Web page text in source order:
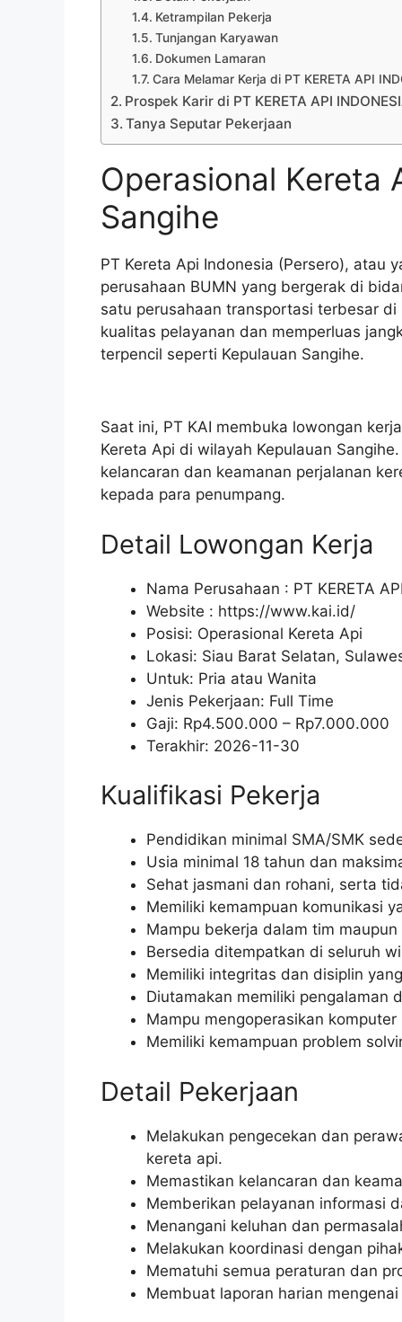
Ketrampilan Pekerja
Tunjangan Karyawan
Dokumen Lamaran
Cara Melamar Kerja di PT KERETA API
Prospek Karir di PT KERETA API
Tanya Seputar Pekerjaan
Operasional Kereta
Sangihe
PT Kereta Api Indonesia (Persero), atau
perusahaan BUMN yang bergerak di
satu perusahaan transportasi terbesar
kualitas pelayanan dan memperluas
terpencil seperti Kepulauan Sangihe.
Saat ini, PT KAI membuka lowongan
Kereta Api di wilayah Kepulauan
kelancaran dan keamanan perjalanan
kepada para penumpang.
Detail Lowongan Kerja
Nama Perusahaan : PT KERETA
Website : https://www.kai.id/
Posisi: Operasional Kereta Api
Lokasi: Siau Barat Selatan,
Untuk: Pria atau Wanita
Jenis Pekerjaan: Full Time
Gaji: Rp4.500.000 – Rp7.000.000
Terakhir: 2026-11-30
Kualifikasi Pekerja
Pendidikan minimal SMA/SMK
Usia minimal 18 tahun dan
Sehat jasmani dan rohani, serta
Memiliki kemampuan komunikasi
Mampu bekerja dalam tim
Bersedia ditempatkan di seluruh
Memiliki integritas dan disiplin
Diutamakan memiliki pengalaman
Mampu mengoperasikan
Memiliki kemampuan problem
Detail Pekerjaan
Melakukan pengecekan dan
kereta api.
Memastikan kelancaran dan
Memberikan pelayanan informasi
Menangani keluhan dan
Melakukan koordinasi dengan
Mematuhi semua peraturan dan
Membuat laporan harian